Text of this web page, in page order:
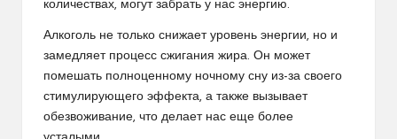
количествах, могут забрать у нас энергию.
Алкоголь не только снижает уровень энергии, но и
замедляет процесс сжигания жира. Он может
помешать полноценному ночному сну из-за своего
стимулирующего эффекта, а также вызывает
обезвоживание, что делает нас еще более